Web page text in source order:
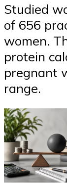
Studied
of 656
women.
protein
pregnant
range.